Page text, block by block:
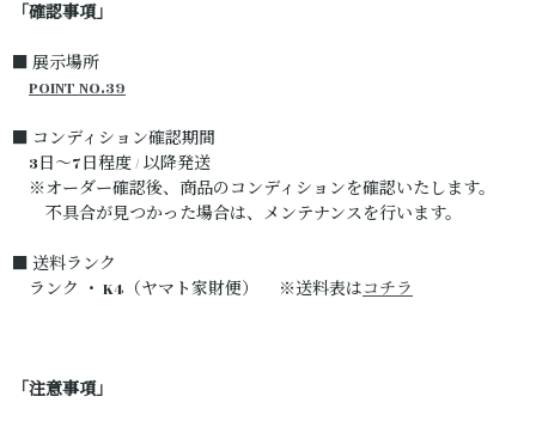
「確認事項」
■ 展示場所
POINT NO.39
■ コンディション確認期間
3日～7日程度 / 以降発送
※オーダー確認後、商品のコンディションを確認いたします。
不具合が見つかった場合は、メンテナンスを行います。
■ 送料ランク
ランク ・ K4（ヤマト家財便） ※送料表はコチラ
「注意事項」